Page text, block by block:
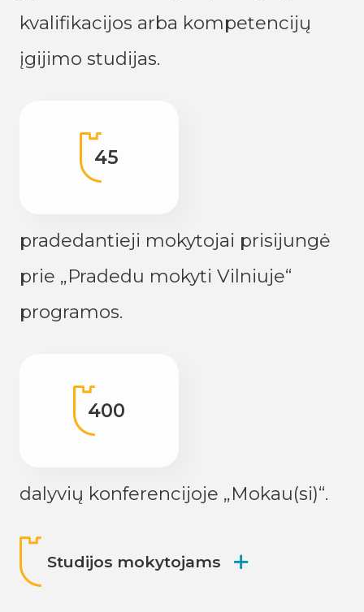
kvalifikacijos arba kompetencijų
įgijimo studijas.
45
pradedantieji mokytojai prisijungė
prie „Pradedu mokyti Vilniuje“
programos.
400
dalyvių konferencijoje „Mokau(si)“.
Studijos mokytojams